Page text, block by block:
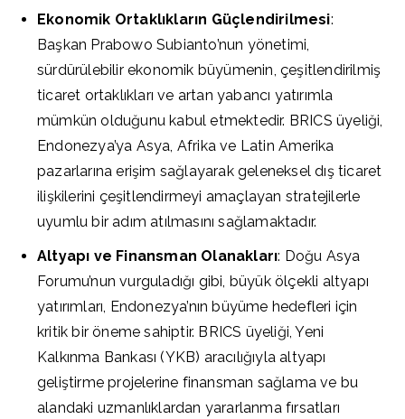
Ekonomik Ortaklıkların Güçlendirilmesi:
Başkan Prabowo Subianto’nun yönetimi,
sürdürülebilir ekonomik büyümenin, çeşitlendirilmiş
ticaret ortaklıkları ve artan yabancı yatırımla
mümkün olduğunu kabul etmektedir. BRICS üyeliği,
Endonezya’ya Asya, Afrika ve Latin Amerika
pazarlarına erişim sağlayarak geleneksel dış ticaret
ilişkilerini çeşitlendirmeyi amaçlayan stratejilerle
uyumlu bir adım atılmasını sağlamaktadır.
Altyapı ve Finansman Olanakları: Doğu Asya
Forumu’nun vurguladığı gibi, büyük ölçekli altyapı
yatırımları, Endonezya’nın büyüme hedefleri için
kritik bir öneme sahiptir. BRICS üyeliği, Yeni
Kalkınma Bankası (YKB) aracılığıyla altyapı
geliştirme projelerine finansman sağlama ve bu
alandaki uzmanlıklardan yararlanma fırsatları